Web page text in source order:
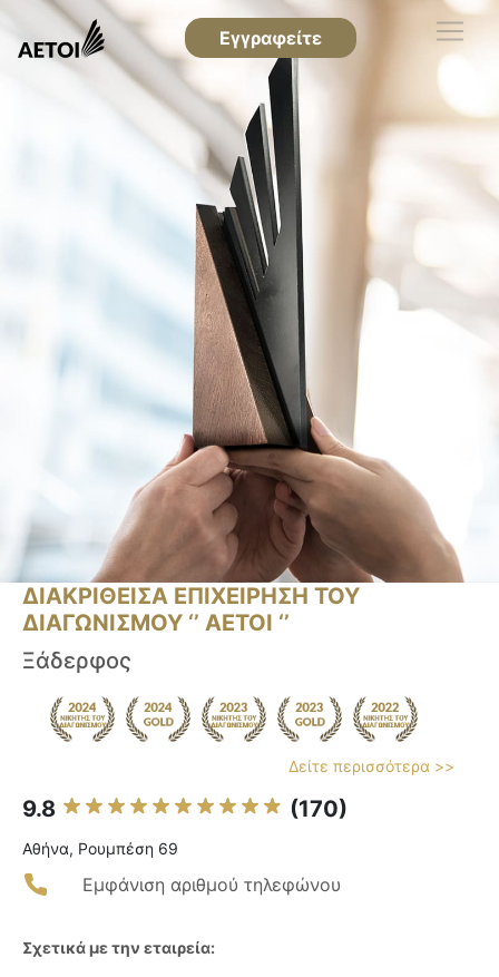
Εγγραφείτε
ΔΙΑΚΡΙΘΕΙΣΑ ΕΠΙΧΕΙΡΗΣΗ ΤΟΥ
ΔΙΑΓΩΝΙΣΜΟΥ ‘’ ΑΕΤΟΙ ‘’
Ξάδερφος
Δείτε περισσότερα >>
9.8 (170)
Αθήνα, Ρουμπέση 69
Εμφάνιση αριθμού τηλεφώνου
Σχετικά με την εταιρεία: